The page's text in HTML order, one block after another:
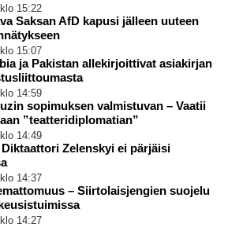
15:22
Saksan AfD kapusi jälleen uuteen
15:07
ja Pakistan allekirjoittivat asiakirjan
14:59
sopimuksen valmistuvan – Vaatii
”teatteridiplomatian”
14:49
Zelenskyi ei pärjäisi
14:37
– Siirtolaisjengien suojelu
14:27